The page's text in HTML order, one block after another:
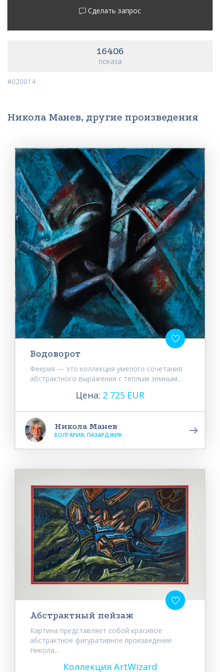
Сделать запрос
16406
показа
#020014
Никола Манев, другие произведения
Водоворот
Феерия — это коллекция умелого сочетания
абстрактного выражения с теплым земным...
Цена: 2 725 EUR
Никола Манев
БОЛГАРИЯ, ПАЗАРДЖИК
Абстрактный пейзаж
Картина представляет собой красивое
абстрактное фигуративное произведение
Никола...
Коллекция ArtWizard